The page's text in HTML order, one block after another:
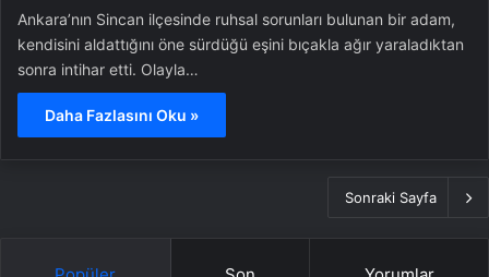
Ankara’nın Sincan ilçesinde ruhsal sorunları bulunan bir adam,
kendisini aldattığını öne sürdüğü eşini bıçakla ağır yaraladıktan
sonra intihar etti. Olayla…
Daha Fazlasını Oku »
Sonraki Sayfa